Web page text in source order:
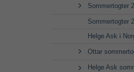
Sommertogter
Sommertogter
Helge Ask i
Ottar
Helge Ask